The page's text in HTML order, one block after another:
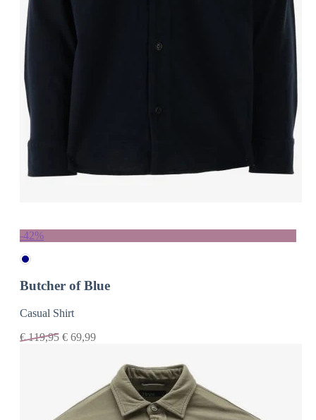
-42%
Butcher of Blue
Casual Shirt
€119,95 € 69,99